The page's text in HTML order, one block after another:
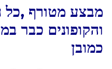
מבצע מטורף ,כל
והקופונים כבר
כמובן